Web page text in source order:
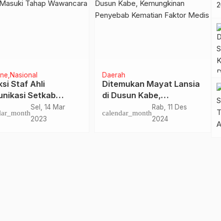
Pendidikan
Sulbar: Lulusan
Siap Kerja, Kuasai
Asing Biar Bisa
Kam, 4 Jun
2026
Polman
Anggota DPRD Sulbar
Dapil Polman Hadiri
Acara Urun Rembuk
Percepatan
calendar_month
Rab, 19 Feb
2025